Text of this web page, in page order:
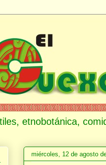
etnobotánica,
miércoles, 12 de agosto